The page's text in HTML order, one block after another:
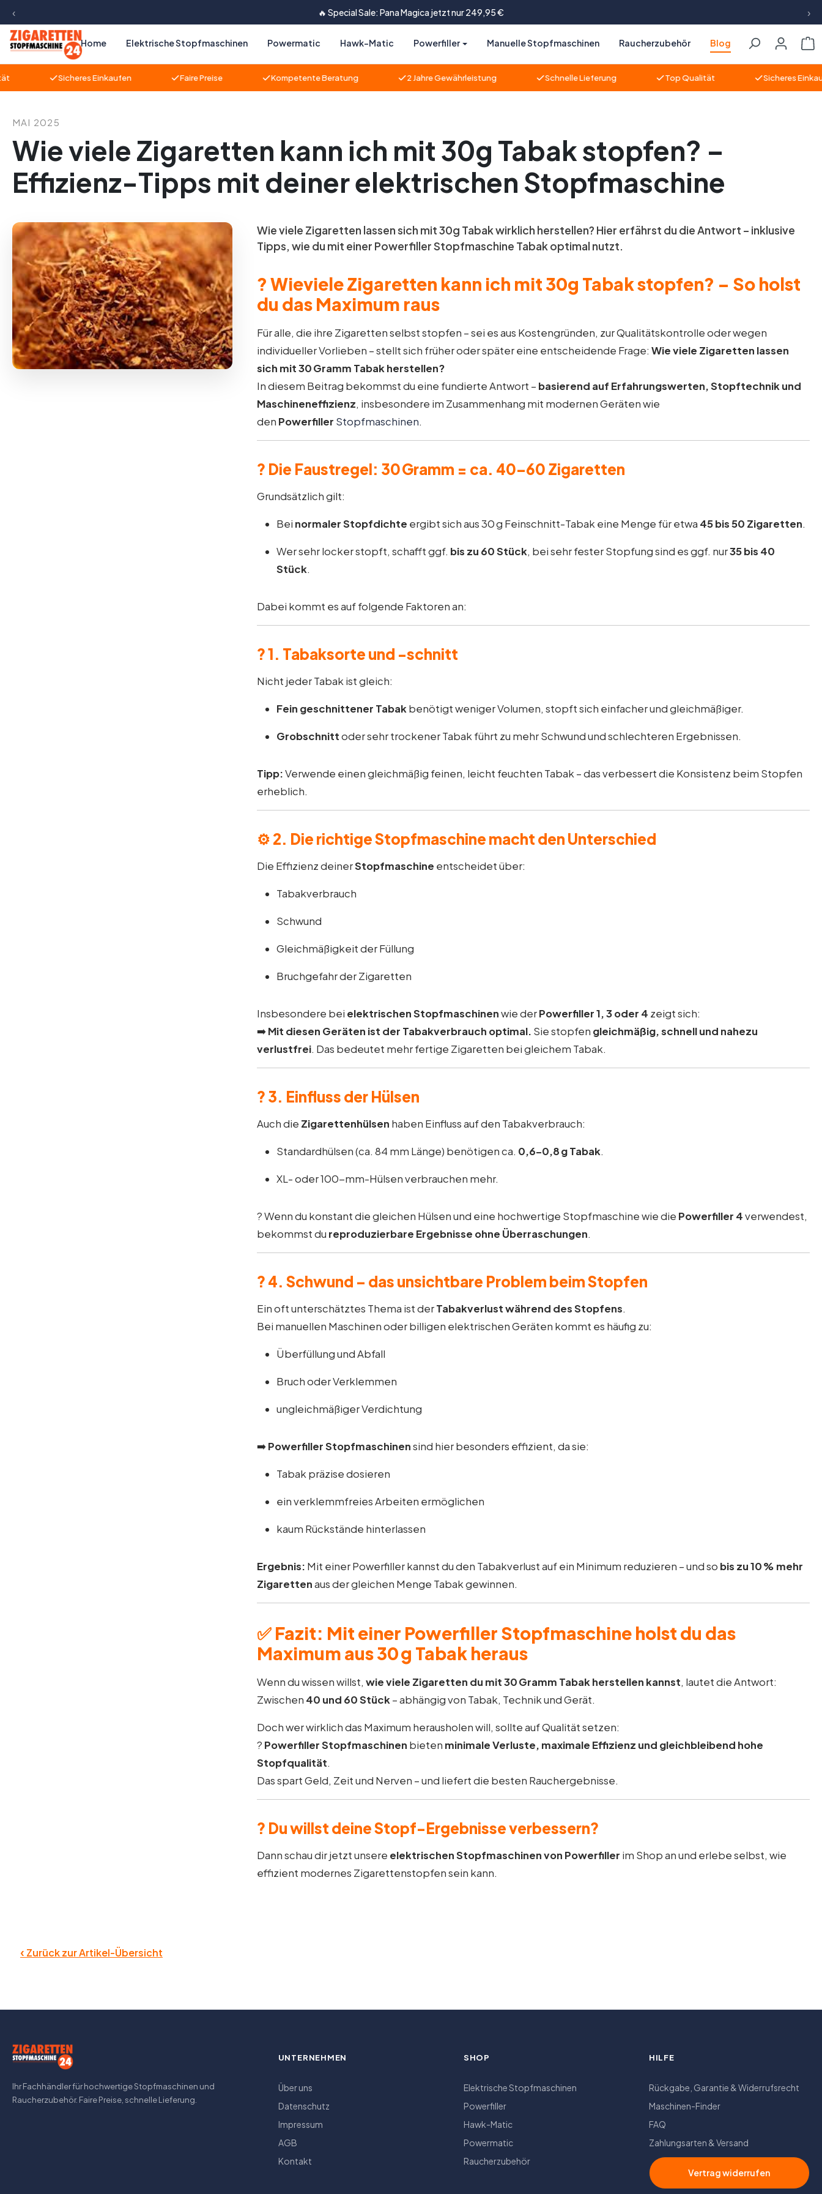
Hauptinhalt springen
Zur Suche springen
Zur Hauptnavigation springen
‹ 🚚 Schnelle Lieferung – direkt zu Ihnen nach Hause ›
Home Elektrische Stopfmaschinen Powermatic Hawk-Matic Powerfiller Manuelle Stopfmaschinen Raucherzubehör Blog
Sicheres Einkaufen Faire Preise Kompetente Beratung 2 Jahre Gewährleistung Schnelle Lieferung Top Qualität Sicheres Einkaufen
MAI 2025
Wie viele Zigaretten kann ich mit 30g Tabak stopfen? –
Effizienz-Tipps mit deiner elektrischen Stopfmaschine
Wie viele Zigaretten lassen sich mit 30g Tabak wirklich herstellen? Hier erfährst du die Antwort – inklusive
Tipps, wie du mit einer Powerfiller Stopfmaschine Tabak optimal nutzt.
? Wieviele Zigaretten kann ich mit 30g Tabak stopfen? – So holst
du das Maximum raus
Für alle, die ihre Zigaretten selbst stopfen – sei es aus Kostengründen, zur Qualitätskontrolle oder wegen
individueller Vorlieben – stellt sich früher oder später eine entscheidende Frage: Wie viele Zigaretten lassen
sich mit 30 Gramm Tabak herstellen?
In diesem Beitrag bekommst du eine fundierte Antwort – basierend auf Erfahrungswerten, Stopftechnik und
Maschineneffizienz, insbesondere im Zusammenhang mit modernen Geräten wie
den Powerfiller Stopfmaschinen.
? Die Faustregel: 30 Gramm = ca. 40–60 Zigaretten
Grundsätzlich gilt:
Bei normaler Stopfdichte ergibt sich aus 30 g Feinschnitt-Tabak eine Menge für etwa 45 bis 50 Zigaretten.
Wer sehr locker stopft, schafft ggf. bis zu 60 Stück, bei sehr fester Stopfung sind es ggf. nur35 bis 40
Stück.
Dabei kommt es auf folgende Faktoren an:
?1. Tabaksorte und -schnitt
Nicht jeder Tabak ist gleich:
Fein geschnittener Tabakbenötigt weniger Volumen, stopft sich einfacher und gleichmäßiger.
Grobschnittoder sehr trockener Tabak führt zu mehr Schwund und schlechteren Ergebnissen.
Tipp:Verwende einen gleichmäßig feinen, leicht feuchten Tabak – das verbessert die Konsistenz beim Stopfen
erheblich.
⚙️ 2. Die richtige Stopfmaschine macht den Unterschied
Die Effizienz deinerStopfmaschine entscheidet über:
Tabakverbrauch
Schwund
Gleichmäßigkeit der Füllung
Bruchgefahr der Zigaretten
Insbesondere bei elektrischen Stopfmaschinenwie derPowerfiller 1, 3 oder 4 zeigt sich:
➡️Mit diesen Geräten ist der Tabakverbrauch optimal. Sie stopfen gleichmäßig, schnell und nahezu
verlustfrei. Das bedeutet mehr fertige Zigaretten bei gleichem Tabak.
? 3. Einfluss der Hülsen
Auch die Zigarettenhülsen haben Einfluss auf den Tabakverbrauch:
Standardhülsen (ca. 84 mm Länge) benötigen ca. 0,6–0,8 g Tabak.
XL- oder 100-mm-Hülsen verbrauchen mehr.
? Wenn du konstant die gleichen Hülsen und eine hochwertige Stopfmaschine wie die Powerfiller 4verwendest,
bekommst du reproduzierbare Ergebnisse ohne Überraschungen.
? 4. Schwund – das unsichtbare Problem beim Stopfen
Ein oft unterschätztes Thema ist derTabakverlust während des Stopfens.
Bei manuellen Maschinen oder billigen elektrischen Geräten kommt es häufig zu:
Überfüllung und Abfall
Bruch oder Verklemmen
ungleichmäßiger Verdichtung
➡️Powerfiller Stopfmaschinensind hier besonders effizient, da sie:
Tabak präzise dosieren
ein verklemmfreies Arbeiten ermöglichen
kaum Rückstände hinterlassen
Ergebnis: Mit einer Powerfiller kannst du den Tabakverlust auf ein Minimum reduzieren – und so bis zu 10 % mehr
Zigarettenaus der gleichen Menge Tabak gewinnen.
✅ Fazit: Mit einer Powerfiller Stopfmaschine holst du das
Maximum aus 30 g Tabak heraus
Wenn du wissen willst, wie viele Zigaretten du mit 30 Gramm Tabak herstellen kannst, lautet die Antwort:
Zwischen 40 und 60 Stück– abhängig von Tabak, Technik und Gerät.
Doch wer wirklich das Maximum herausholen will, sollte auf Qualität setzen:
? Powerfiller Stopfmaschinen bieten minimale Verluste, maximale Effizienz und gleichbleibend hohe
Stopfqualität.
Das spart Geld, Zeit und Nerven – und liefert die besten Rauchergebnisse.
? Du willst deine Stopf-Ergebnisse verbessern?
Dann schau dir jetzt unsere elektrischen Stopfmaschinen von Powerfiller im Shop an und erlebe selbst, wie
effizient modernes Zigarettenstopfen sein kann.
‹ Zurück zur Artikel-Übersicht
Ihr Fachhändler für hochwertige Stopfmaschinen und
Raucherzubehör. Faire Preise, schnelle Lieferung.
UNTERNEHMEN
Über uns
Datenschutz
Impressum
AGB
Kontakt
SHOP
Elektrische Stopfmaschinen
Powerfiller
Hawk-Matic
Powermatic
Raucherzubehör
HILFE
Rückgabe, Garantie & Widerrufsrecht
Maschinen-Finder
FAQ
Zahlungsarten & Versand
Vertrag widerrufen